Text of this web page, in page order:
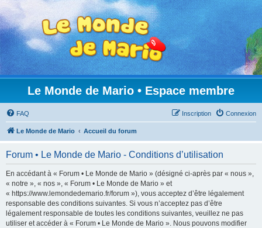
Le Monde de Mario • Espace membre
FAQ Connexion
Inscription
Le Monde de Mario Accueil du forum
Forum • Le Monde de Mario - Conditions d’utilisation
En accédant à « Forum • Le Monde de Mario » (désigné ci-après par « nous »,
« notre », « nos », « Forum • Le Monde de Mario » et
« https://www.lemondedemario.fr/forum »), vous acceptez d’être légalement
responsable des conditions suivantes. Si vous n’acceptez pas d’être
légalement responsable de toutes les conditions suivantes, veuillez ne pas
utiliser et accéder à « Forum • Le Monde de Mario ». Nous pouvons modifier